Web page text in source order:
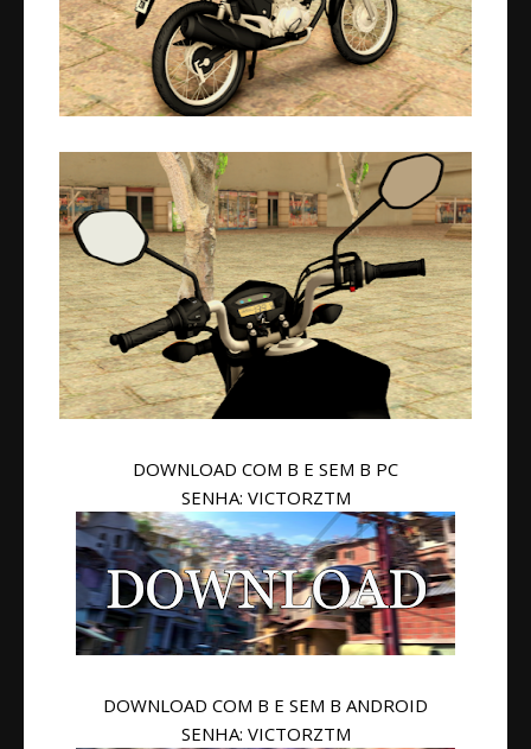
DOWNLOAD COM B E SEM B PC
SENHA: VICTORZTM
DOWNLOAD COM B E SEM B ANDROID
SENHA: VICTORZTM